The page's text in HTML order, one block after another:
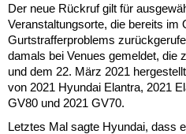
Der neue Rückruf gilt für
Veranstaltungsorte, die bereits im
Gurtstrafferproblems
damals bei Venues gemeldet, die
und dem 22. März 2021
von 2021 Hyundai Elantra, 2021
GV80 und 2021 GV70.
Letztes Mal sagte Hyundai, dass